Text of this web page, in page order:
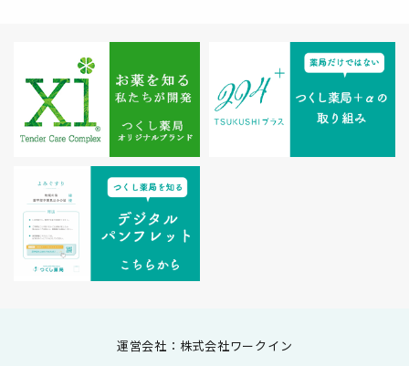
運営会社：株式会社ワークイン